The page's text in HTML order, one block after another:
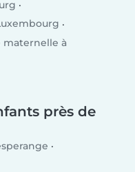
maternelle à
près de